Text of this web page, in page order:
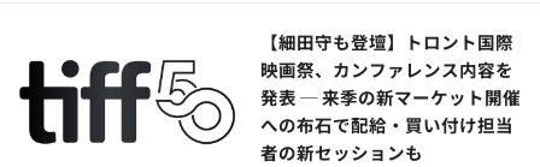
【細田守も登壇】トロント国際
映画祭、カンファレンス内容を
発表 ─ 来季の新マーケット開催
への布石で配給・買い付け担当
者の新セッションも